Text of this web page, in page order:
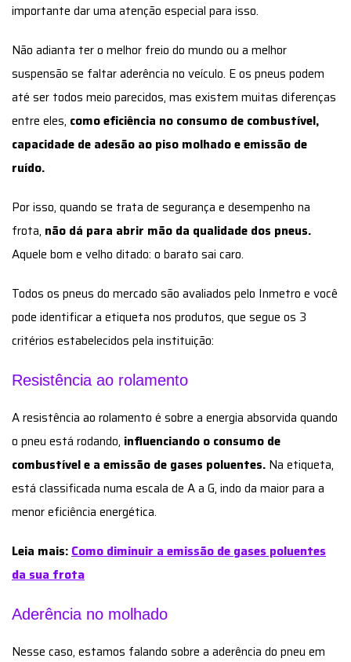
importante dar uma atenção especial para isso.
Não adianta ter o melhor freio do mundo ou a melhor
suspensão se faltar aderência no veículo. E os pneus podem
até ser todos meio parecidos, mas existem muitas diferenças
entre eles, como eficiência no consumo de combustível,
capacidade de adesão ao piso molhado e emissão de
ruído.
Por isso, quando se trata de segurança e desempenho na
frota, não dá para abrir mão da qualidade dos pneus.
Aquele bom e velho ditado: o barato sai caro.
Todos os pneus do mercado são avaliados pelo Inmetro e você
pode identificar a etiqueta nos produtos, que segue os 3
critérios estabelecidos pela instituição:
Resistência ao rolamento
A resistência ao rolamento é sobre a energia absorvida quando
o pneu está rodando, influenciando o consumo de
combustível e a emissão de gases poluentes. Na etiqueta,
está classificada numa escala de A a G, indo da maior para a
menor eficiência energética.
Leia mais: Como diminuir a emissão de gases poluentes
da sua frota
Aderência no molhado
Nesse caso, estamos falando sobre a aderência do pneu em